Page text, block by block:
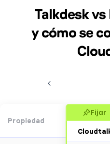
Talkdesk
y cómo se
Propiedad
Fijar